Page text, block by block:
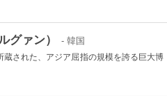
グァン） - 韓国
された、アジア屈指の規模を誇る巨大博